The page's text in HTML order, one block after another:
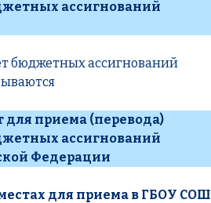
ассигнований
бюджетных ассигнований
приема (перевода)
ассигнований
Федерации
для приема в ГБОУ СОШ